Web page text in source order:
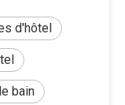
d'hôtel
bain